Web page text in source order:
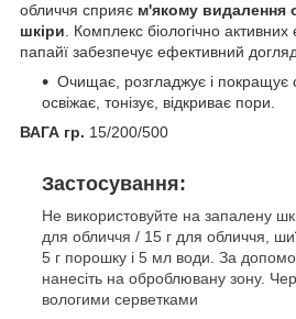
обличчя сприяє м'якому видалення
шкіри. Комплекс біологічно активних
папайї забезпечує ефективний
Очищає, розгладжує і покращує
освіжає, тонізує, відкриває пори.
ВАГА гр. 15/200/500
Застосування:
Не використовуйте на запалену
для обличчя / 15 г для обличчя,
5 г порошку і 5 мл води. За
нанесіть на оброблювану зону.
вологими серветками